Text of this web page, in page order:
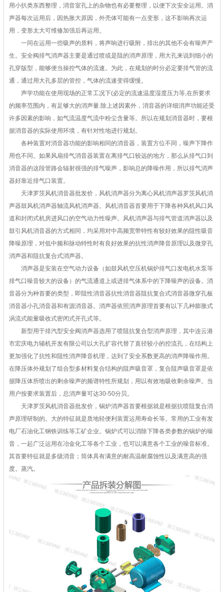
用小扒类东西整理，消音室孔上的杂物也有必要整理，以便下次安全运用。消
声器每次运用后，因热胀大原因，外壳体可能有一点变形，这不影响再次运
用，变形太大可维修加强后再运用。
一同在运用一些吸声的质料，将声响进行吸附，排出的其他不会有噪声产
生。安全阀排气消声器主要是通过喷或是阻的消声原理，用大孔来说到细小的
孔穿版型，能够便当操控气体的流速。为此，在规划的时分必定要排气管的流
通，通过用大孔多层的管控，气体的流速变得缓慢。
声学功能在使用现场的正常工况下(必定的流速温度湿度压力等,在所要求
的频率范围内，有足够大的消声量.除上述因素外，消音器的详细消声功能还受
许多因素的影响，如气流温度气流中粉尘含量等。所以在规划消音器时，要根
据消音器的实际使用环境，有针对性地进行规划。
各种装置对消音器功能的影响相同的消音器，装置方位不同，噪声下降作
用也不同。如果风扇排气消音器装置在离排气口较远的地方，那么从排气口到
消音器的这段管路会辐射很强的排气噪声，影响总的降噪作用，所以排气消声
器好靠近排气口装置。
天津罗茨风机消音器批发价，风机消声器分为离心风机消声器罗茨风机消
声器鼓风机消声器轴流风机消声器。风机消音器首要用于下降各种风机风口风
道和封闭式机房进风口的空气动力性噪声。风机消声器与排气管道消声器以及
鼓引风机消音器的方式相同，均采用对中高频宽带特性有较好效果的阻性吸音
降噪原理，对低中频和脉动特性时有良好效果的抗性消声降音原理以及微穿孔
消声器和阻抗复合式消声器。
消声器是安装在空气动力设备（如鼓风机空压机锅炉排气口发电机水泵等
排气口噪音较大的设备）的气流通道上或进排气体系中的下降噪声的设备。消
音器分为种首要的类型，即阻性消音器抗性消音器阻抗复合式消音器微穿孔板
消音器小孔消音器和有源消音器。消声器依照消声原理首要有以下几种膨胀式
涡流式能量吸收式密闭式开孔式等。
新型用于排汽型安全阀消声器选用了喷阻抗复合型消声原理，其中连云港
市宏庆电力辅机开发有限公司以大孔扩容代替了直径较小的控流孔，在结构上
更加强化了抗性和阻性消声降音机理，达到了安全系数更高的消声降噪作用。
在降压体外规划了组合型多材料复合结构的阻声吸音罩，复合阻声吸音罩是依
据降压体所喷出的剩余噪声的频谱特性所规划，用以有效地吸收剩余噪声。当
用户按要求装置后，总消声量可达30-50分贝。
天津罗茨风机消音器批发价，锅炉消声器首要根据就是根据抗喷阻复合消
声原理研制的。大的特征就是质地轻便利装置运用寿命长等。常用的工业有发
电厂石油化工钢铁训练等工矿企业。锅炉式可以消除下降各类参数的锅炉的噪
音，一起广泛运用在冶金化工等各个工业，也可以满意各个工业的噪音标准。
其首要特征就是多级消音；筒体具有满意的耐高温耐腐蚀性以及满意高的强
度。蒸汽。